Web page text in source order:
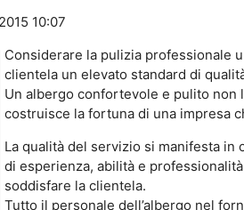
10:07
Considerare la pulizia professionale
clientela un elevato standard di
Un albergo confortevole e pulito non
costruisce la fortuna di una impresa
La qualità del servizio si manifesta in
di esperienza, abilità e
soddisfare la clientela.
Tutto il personale dell’albergo nel